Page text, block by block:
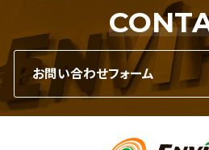
お問い合わせフォーム